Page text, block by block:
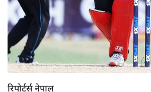
रिपोर्टर्स नेपाल